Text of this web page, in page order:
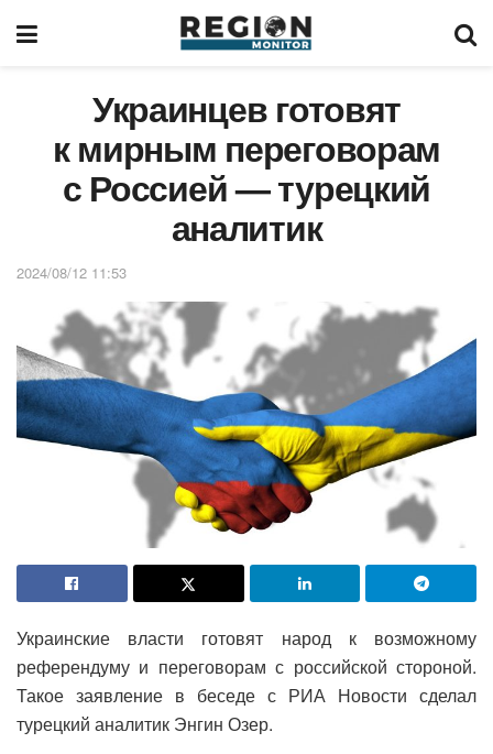
Украинцев готовят
к мирным переговорам
с Россией — турецкий
аналитик
2024/08/12 11:53
Украинские власти готовят народ к возможному
референдуму и переговорам с российской стороной.
Такое заявление в беседе с РИА Новости сделал
турецкий аналитик Энгин Озер.